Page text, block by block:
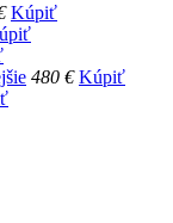
Kúpiť
480 € Kúpiť